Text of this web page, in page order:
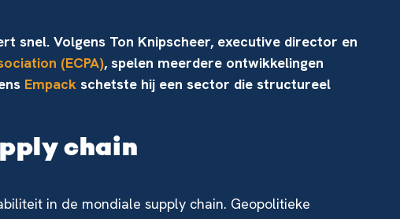
snel. Volgens Ton Knipscheer, executive director en
(ECPA), spelen meerdere ontwikkelingen
Empack schetste hij een sector die structureel
chain
in de mondiale supply chain. Geopolitieke